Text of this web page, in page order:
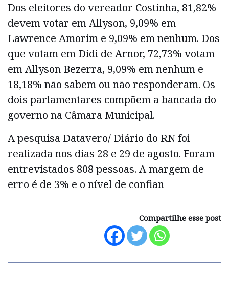
Dos eleitores do vereador Costinha, 81,82%
devem votar em Allyson, 9,09% em
Lawrence Amorim e 9,09% em nenhum. Dos
que votam em Didi de Arnor, 72,73% votam
em Allyson Bezerra, 9,09% em nenhum e
18,18% não sabem ou não responderam. Os
dois parlamentares compõem a bancada do
governo na Câmara Municipal.
A pesquisa Datavero/ Diário do RN foi
realizada nos dias 28 e 29 de agosto. Foram
entrevistados 808 pessoas. A margem de
erro é de 3% e o nível de confian
Compartilhe esse post